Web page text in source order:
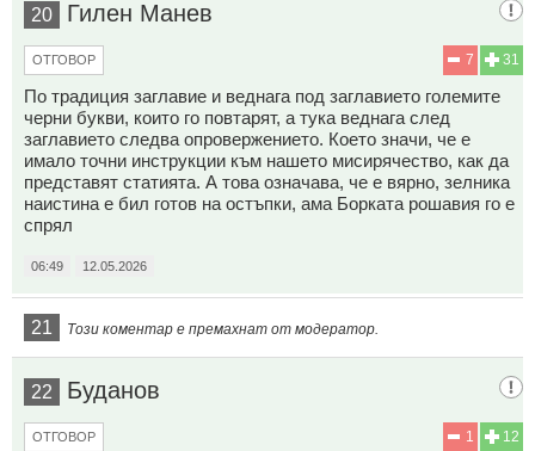
20 Гилен Манев
31
7
ОТГОВОР
По традиция заглавие и веднага под заглавието големите
черни букви, които го повтарят, а тука веднага след
заглавието следва опровержението. Което значи, че е
имало точни инструкции към нашето мисирячество, как да
представят статията. А това означава, че е вярно, зелника
наистина е бил готов на остъпки, ама Борката рошавия го е
спрял
06:49 12.05.2026
21 Този коментар е премахнат от модератор.
22 Буданов
12
1
ОТГОВОР